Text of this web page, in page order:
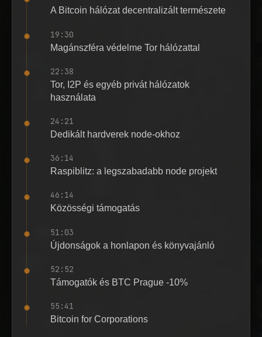
A Bitcoin hálózat decentralizált természete
19:30
Magánszféra védelme Tor hálózattal
22:38
Tor, I2P és egyéb privát hálózatok
használata
24:21
Dedikált hardverek node-okhoz
36:14
Raspiblitz: a legszabadabb node projekt
46:14
Közösségi támogatás
51:03
Újdonságok a honlapon és könyvajánló
52:52
Támogatók és BTC Prague -10%
55:41
Bitcoin for Corporations